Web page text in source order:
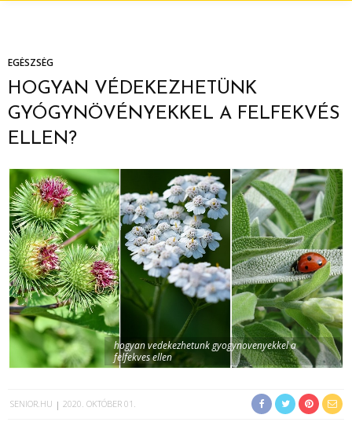
EGÉSZSÉG
HOGYAN VÉDEKEZHETÜNK
GYÓGYNÖVÉNYEKKEL A FELFEKVÉS
ELLEN?
hogyan vedekezhetunk gyogynovenyekkel a
felfekves ellen
SENIOR.HU 2020. OKTÓBER 01.